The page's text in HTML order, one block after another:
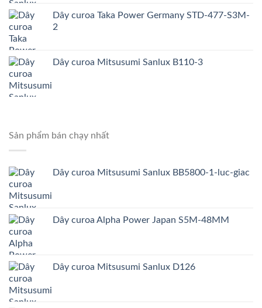
Dây curoa Taka Power Germany STD-477-S3M-
2
Dây curoa Mitsusumi Sanlux B110-3
Sản phẩm bán chạy nhất
Dây curoa Mitsusumi Sanlux BB5800-1-luc-giac
Dây curoa Alpha Power Japan S5M-48MM
Dây curoa Mitsusumi Sanlux D126